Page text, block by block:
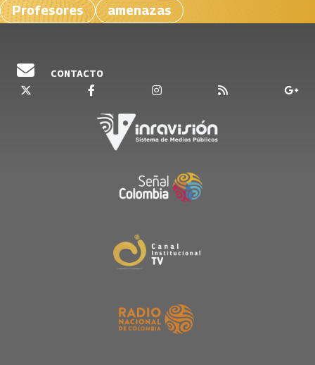
Profesores
amenazas
CONTACTO